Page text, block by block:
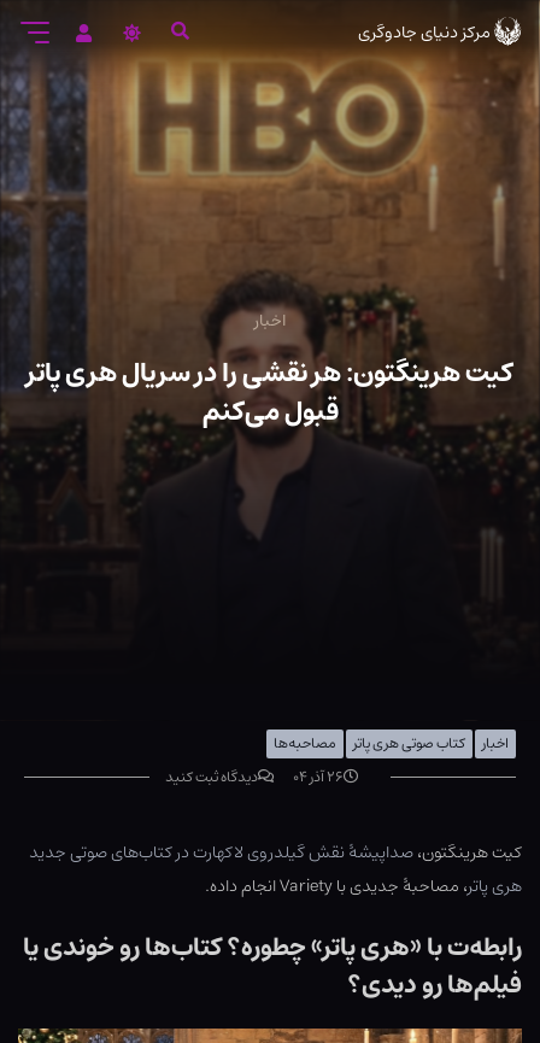
مرکز دنیای جادوگری
اخبار
کیت هرینگتون: هر نقشی را در سریال هری پاتر
قبول می‌کنم
اخبار کتاب صوتی هری پاتر
مصاحبه‌ها
۲۶ آذر ۰۴
دیدگاه ثبت کنید
کیت هرینگتون،صداپیشۀ نقش گیلدروی لاکهارت در کتاب‌های صوتی جدید
هری پاتر، مصاحبۀ جدیدی با Variety انجام داده.
رابطه‌ت با «هری پاتر» چطوره؟ کتاب‌ها رو خوندی یا
فیلم‌ها رو دیدی؟